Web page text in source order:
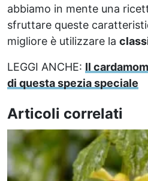
abbiamo in mente una
sfruttare queste
migliore è utilizzare la
LEGGI ANCHE: Il
di questa spezia speciale
Articoli correlati